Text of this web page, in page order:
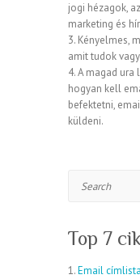
jogi hézagok,
marketing és
3. Kényelmes,
amit tudok
4. A magad
hogyan kell
befektetni,
küldeni.
Top 7
1.Email